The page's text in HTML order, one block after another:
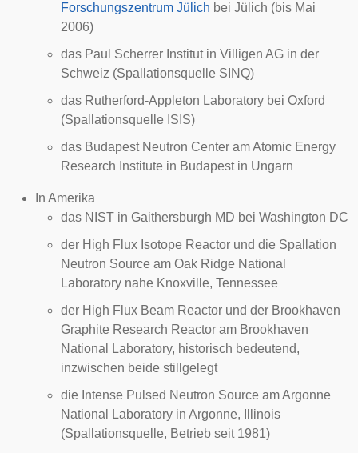
Forschungszentrum Jülich bei Jülich (bis Mai
2006)
das Paul Scherrer Institutin Villigen AG in der
Schweiz (Spallationsquelle SINQ)
das Rutherford-Appleton Laboratory bei Oxford
(Spallationsquelle ISIS)
das Budapest Neutron Center am Atomic Energy
Research Institute in Budapest in Ungarn
In Amerika
das NIST in Gaithersburgh MD bei Washington DC
der High Flux Isotope Reactor und die Spallation
Neutron Source am Oak Ridge National
Laboratory nahe Knoxville, Tennessee
der High Flux Beam Reactor und der Brookhaven
Graphite Research Reactor am Brookhaven
National Laboratory, historisch bedeutend,
inzwischen beide stillgelegt
die Intense Pulsed Neutron Source amArgonne
National Laboratory in Argonne, Illinois
(Spallationsquelle, Betrieb seit 1981)